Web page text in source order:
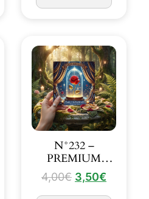
N°232 –
PREMIUM
Faire-part
Histoire Éternelle
4,00€ Le
prix
3,50€
prix